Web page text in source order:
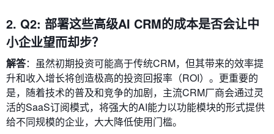
2. Q2: 部署这些高级AI CRM的成本是否会让中
小企业望而却步？
解答：虽然初期投资可能高于传统CRM，但其带来的效率提
升和收入增长将创造极高的投资回报率（ROI）。更重要的
是，随着技术的普及和竞争的加剧，主流CRM厂商会通过灵
活的SaaS订阅模式，将强大的AI能力以功能模块的形式提供
给不同规模的企业，大大降低使用门槛。